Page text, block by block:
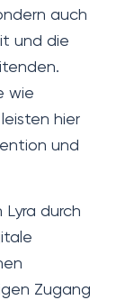
auch
und die
wie
hier
und
durch
Zugang